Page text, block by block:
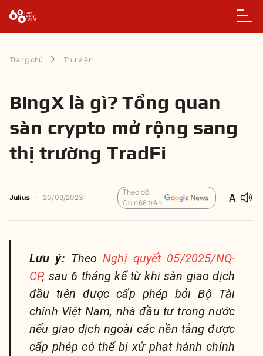
Trang chủ Thư viện
BingX là gì? Tổng quan
sàn crypto mở rộng sang
thị trường TradFi
Julius - 20/09/2023
Theo dõi
Coin68 trên
Lưu ý: TheoNghị quyết 05/2025/NQ-
CP, sau 6 tháng kể từ khi sàn giao dịch
đầu tiên được cấp phép bởi Bộ Tài
chính Việt Nam, nhà đầu tư trong nước
nếu giao dịch ngoài các nền tảng được
cấp phép có thể bị xử phạt hành chính